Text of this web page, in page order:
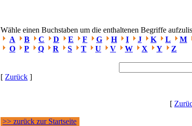
Wähle einen Buchstaben um die enthaltenen Begriffe
A
B C D E F G H I J K L M
O
P Q R S T U V W X Y Z
[ Zurück ]
[
>> zurück zur Startseite